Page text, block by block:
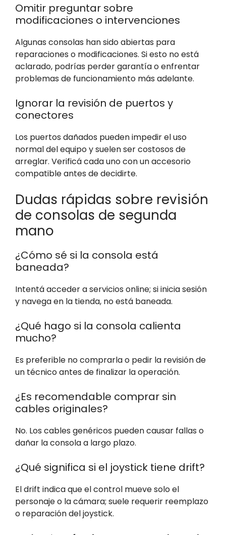
Omitir preguntar sobre
modificaciones o intervenciones
Algunas consolas han sido abiertas para
reparaciones o modificaciones. Si esto no está
aclarado, podrías perder garantía o enfrentar
problemas de funcionamiento más adelante.
Ignorar la revisión de puertos y
conectores
Los puertos dañados pueden impedir el uso
normal del equipo y suelen ser costosos de
arreglar. Verificá cada uno con un accesorio
compatible antes de decidirte.
Dudas rápidas sobre revisión
de consolas de segunda
mano
¿Cómo sé si la consola está
baneada?
Intentá acceder a servicios online; si inicia sesión
y navega en la tienda, no está baneada.
¿Qué hago si la consola calienta
mucho?
Es preferible no comprarla o pedir la revisión de
un técnico antes de finalizar la operación.
¿Es recomendable comprar sin
cables originales?
No. Los cables genéricos pueden causar fallas o
dañar la consola a largo plazo.
¿Qué significa si el joystick tiene drift?
El drift indica que el control mueve solo el
personaje o la cámara; suele requerir reemplazo
o reparación del joystick.